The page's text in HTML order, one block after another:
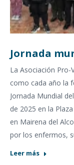
Jornada
La Asociación Pro-
como cada año la
Jornada Mundial
de 2025 en la
en Mairena del
por los enfermos,
Leer más